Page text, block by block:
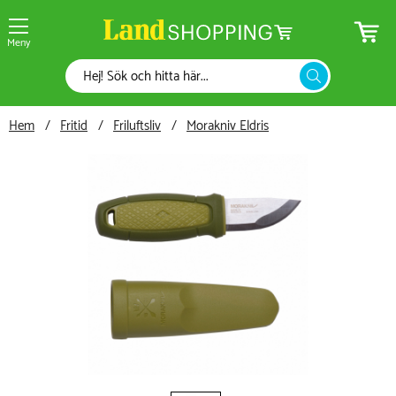
Meny
Hem Fritid Friluftsliv Morakniv Eldris